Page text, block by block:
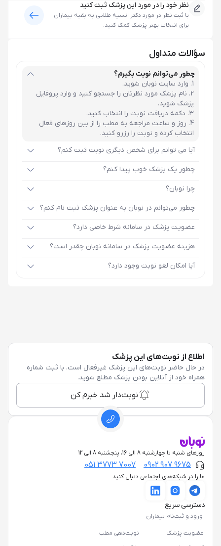
نظر خود را در مورد این پزشک ثبت کنید
با ثبت نظر در مورد دکتر انسیه طلایی به بقیه بیماران
برای انتخاب بهتر پزشک کمک کنید.
سؤالات متداول
چطور می‌توانم نوبت بگیرم؟
وارد سایت نوبان شوید.
نام پزشک مورد نظرتان را جستجو کنید و وارد پروفایل
پزشک شوید.
دکمه دریافت نوبت را انتخاب کنید.
روز و ساعت مراجعه به مطب را از بین روزهای فعال
انتخاب کرده و نوبت را رزرو کنید.
آیا می توانم برای شخص دیگری نوبت ثبت کنم؟
چطور یک پزشک خوب پیدا کنم؟
چرا نوبان؟
چطور می‌توانم در نوبان به عنوان پزشک ثبت نام کنم؟
عضویت پزشک در سامانه شرط خاصی دارد؟
هزینه عضویت پزشک در سامانه نوبان چقدر است؟
آیا امکان لغو نوبت وجود دارد؟
اطلاع از نوبت‌های این پزشک
در حال حاضر نوبت‌های این پزشک غیرفعال است. با ثبت شماره
همراه خود از آنلاین بودن پزشک مطلع شوید.
نوبت‌دار شد خبرم کن
روزهای شنبه تا چهارشنبه 8 الی 16، پنجشنبه 8 الی 12
0902 907 9675
051 3773 7007
ما را در شبکه‌های اجتماعی دنبال کنید
دسترسی سریع
ورود و ثبت‌نام بیماران
عضویت پزشک
نوبت‌دهی مطب